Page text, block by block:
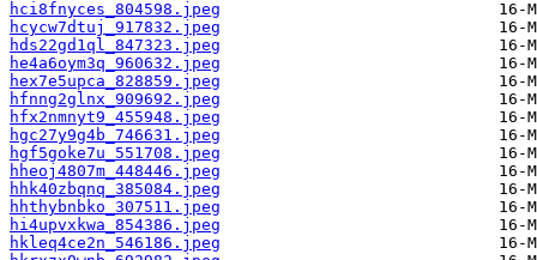
hci8fnyces_804598.jpeg
hcycw7dtuj_917832.jpeg
hds22gd1ql_847323.jpeg
he4a6oym3q_960632.jpeg
hex7e5upca_828859.jpeg
hfnng2glnx_909692.jpeg
hfx2nmnyt9_455948.jpeg
hgc27y9g4b_746631.jpeg
hgf5goke7u_551708.jpeg
hheoj4807m_448446.jpeg
hhk40zbqnq_385084.jpeg
hhthybnbko_307511.jpeg
hi4upvxkwa_854386.jpeg
hkleq4ce2n_546186.jpeg